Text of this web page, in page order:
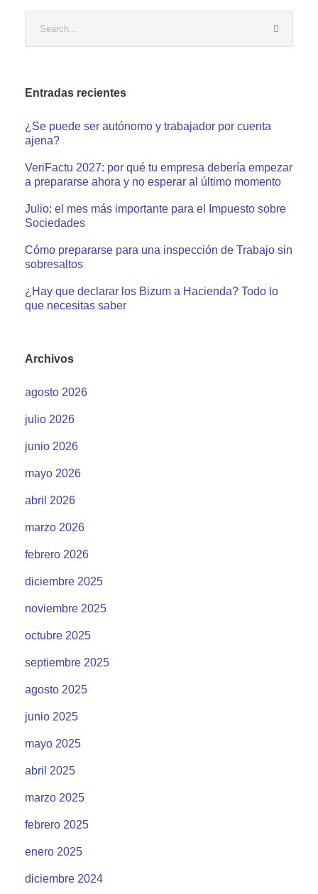
Entradas recientes
¿Se puede ser autónomo y trabajador por cuenta
ajena?
VeriFactu 2027: por qué tu empresa debería empezar
a prepararse ahora y no esperar al último momento
Julio: el mes más importante para el Impuesto sobre
Sociedades
Cómo prepararse para una inspección de Trabajo sin
sobresaltos
¿Hay que declarar los Bizum a Hacienda? Todo lo
que necesitas saber
Archivos
agosto 2026
julio 2026
junio 2026
mayo 2026
abril 2026
marzo 2026
febrero 2026
diciembre 2025
noviembre 2025
octubre 2025
septiembre 2025
agosto 2025
junio 2025
mayo 2025
abril 2025
marzo 2025
febrero 2025
enero 2025
diciembre 2024